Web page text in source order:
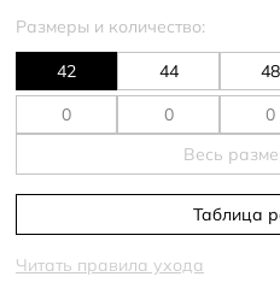
Размеры и количество:
42 44 48
Весь
Таблица
Читать правила ухода